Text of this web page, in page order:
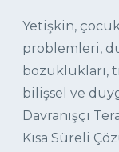
Yetişkin,
problemleri,
bozuklukları,
bilişsel ve
Davranışçı
Kısa Süreli